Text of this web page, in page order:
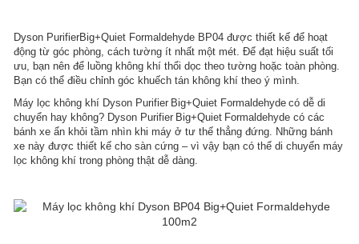
Dyson PurifierBig+Quiet Formaldehyde BP04 được thiết kế để hoạt
động từ góc phòng, cách tường ít nhất một mét. Để đạt hiệu suất tối
ưu, bạn nên để luồng không khí thổi dọc theo tường hoặc toàn phòng.
Bạn có thể điều chỉnh góc khuếch tán không khí theo ý mình.​
Máy lọc không khí Dyson Purifier Big+Quiet Formaldehyde có dễ di
chuyển hay không?​ Dyson Purifier Big+Quiet Formaldehyde có các
bánh xe ẩn khỏi tầm nhìn khi máy ở tư thế thẳng đứng. Những bánh
xe này được thiết kế cho sàn cứng – vì vậy bạn có thể di chuyển máy
lọc không khí trong phòng thật dễ dàng.